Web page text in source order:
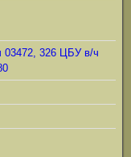
03472, 326 ЦБУ в/ч